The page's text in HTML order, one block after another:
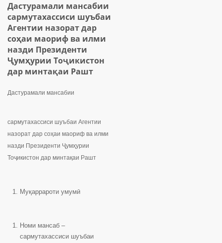
Дастурамали мансабии
сармутахассиси шуъбаи
Агентии назорат дар
соҳаи маориф ва илми
назди Президенти
Ҷумҳурии Тоҷикистон
дар минтақаи Рашт
Дастурамали мансабии
сармутахассиси шуъбаи Агентии
назорат дар соҳаи маориф ва илми
назди Президенти Ҷумҳурии
Тоҷикистон дар минтақаи Рашт
Муқаррароти умумӣ
Номи мансаб –
сармутахассиси шуъбаи